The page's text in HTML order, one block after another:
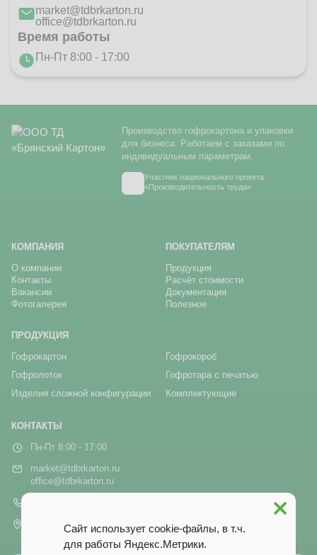
market@tdbrkarton.ru
office@tdbrkarton.ru
Время работы
Пн-Пт 8:00 - 17:00
Производство гофрокартона и упаковки
для бизнеса. Работаем с заказами по
индивидуальным параметрам.
Участник национального проекта
«Производительность труда»
КОМПАНИЯ
О компании
Контакты
Вакансии
Фотогалерея
ПОКУПАТЕЛЯМ
Продукция
Расчёт стоимости
Документация
Полезное
ПРОДУКЦИЯ
Гофрокартон
Гофрокороб
Гофролоток
Гофротара с печатью
Изделия сложной конфигурации
Комплектующие
КОНТАКТЫ
Пн-Пт 8:00 - 17:00
market@tdbrkarton.ru
office@tdbrkarton.ru
г. Брянск, рп Белые Берега,
ул. Белобережская, 1А
Сайт использует cookie-файлы, в т.ч.
для работы Яндекс.Метрики.